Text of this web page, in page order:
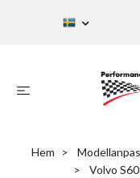
Hem
Volvo